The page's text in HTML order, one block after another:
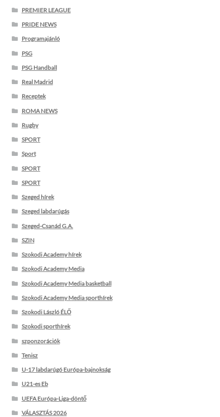
PREMIER LEAGUE
PRIDE NEWS
Programajánló
PSG
PSG Handball
Real Madrid
Receptek
ROMA NEWS
Rugby
SPORT
Sport
SPORT
SPORT
Szeged hírek
Szeged labdarúgás
Szeged-Csanád G.A.
SZIN
Szokodi Academy hírek
Szokodi Academy Media
Szokodi Academy Media basketball
Szokodi Academy Media sporthírek
Szokodi László ÉLŐ
Szokodi sporthírek
szponzorációk
Tenisz
U-17 labdarúgó Európa-bajnokság
U21-es Eb
UEFA Európa-Liga-döntő
VÁLASZTÁS 2026